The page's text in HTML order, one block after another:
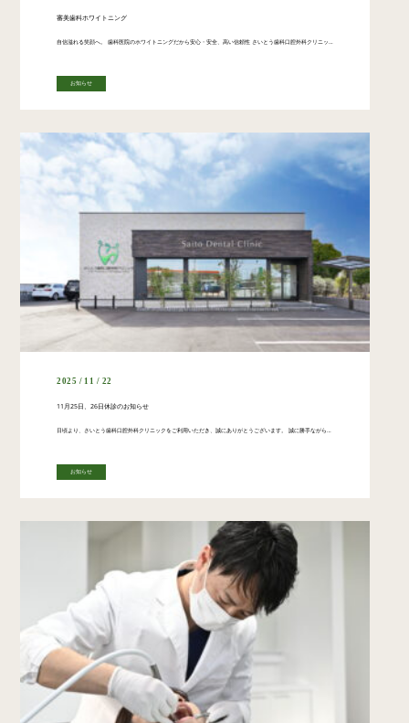
審美歯科ホワイトニング
お知らせ
2025 / 11 / 22
11月25日、26日休診のお知らせ
お知らせ